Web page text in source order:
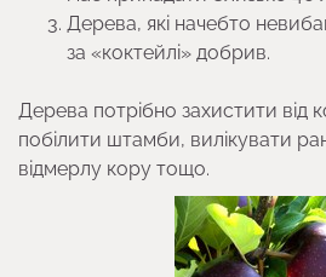
Дерева, які начебто
за «коктейлі» добрив.
Дерева потрібно захистити від
побілити штамби, вилікувати
відмерлу кору тощо.